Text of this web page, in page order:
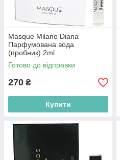
Masque Milano Diana
Парфумована вода
(пробник) 2ml
(8055118034241)
Готово до відправки
270 ₴
Купити